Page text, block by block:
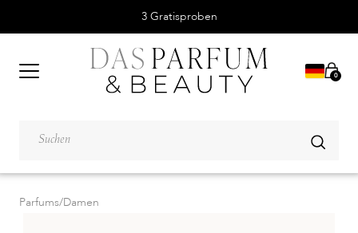
3 Gratisproben
0
Parfums/Damen